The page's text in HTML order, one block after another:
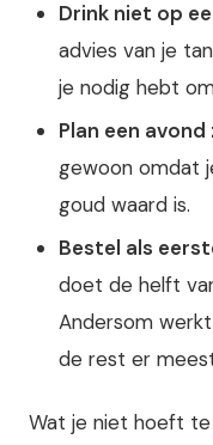
Drink niet op
advies van je
je nodig hebt
Plan een avond
gewoon omdat
goud waard is.
Bestel als
doet de helft
Andersom
de rest er
Wat je niet hoeft